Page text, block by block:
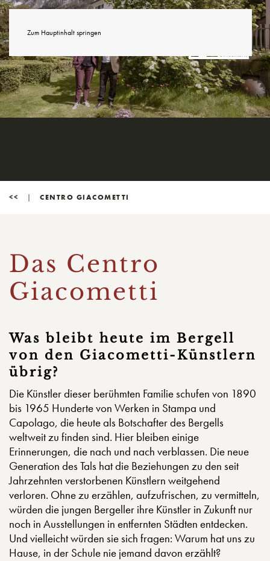
Zum Hauptinhalt springen
<< CENTRO GIACOMETTI
Das Centro
Giacometti
Was bleibt heute im Bergell
von den Giacometti-Künstlern
übrig?
Die Künstler dieser berühmten Familie schufen von 1890
bis 1965 Hunderte von Werken in Stampa und
Capolago, die heute als Botschafter des Bergells
weltweit zu finden sind. Hier bleiben einige
Erinnerungen, die nach und nach verblassen. Die neue
Generation des Tals hat die Beziehungen zu den seit
Jahrzehnten verstorbenen Künstlern weitgehend
verloren. Ohne zu erzählen, aufzufrischen, zu vermitteln,
würden die jungen Bergeller ihre Künstler in Zukunft nur
noch in Ausstellungen in entfernten Städten entdecken.
Und vielleicht würden sie sich fragen: Warum hat uns zu
Hause, in der Schule nie jemand davon erzählt?